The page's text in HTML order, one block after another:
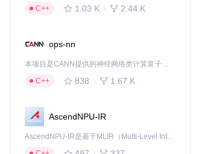
C++
1.03 K 2.44 K
ops-nn
本项目是CANN提供的神经网络类计算算子库，实现网络在NPU上加速计算。
C++
838 1.67 K
AscendNPU-IR
AscendNPU-IR是基于MLIR（Multi-Level Intermediate Representation）构建的，面向昇腾亲和算子编译时使用的中间表示，提供昇腾完备表达能力，通过编译优化提升昇腾AI处理器计算效率，支持通过生态框架使能昇腾AI处理器与深度调优